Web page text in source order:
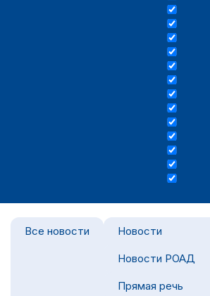
Все новости Новости
Новости РОАД
Прямая речь